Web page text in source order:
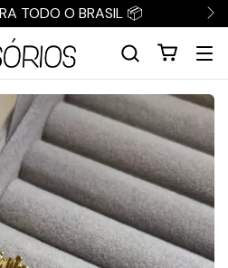
TODO O BRASIL 📦